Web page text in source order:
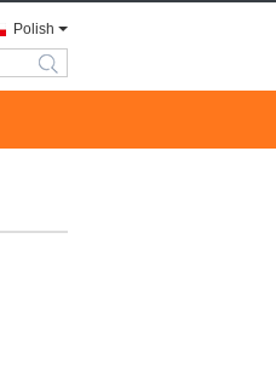
Polish
search